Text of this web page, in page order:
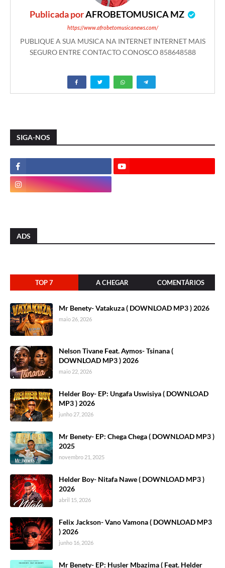
Publicada porAFROBETOMUSICA MZ
https://www.afrobetomusicanews.com/
PUBLIQUE A SUA MUSICA NA INTERNET INTERNET MAIS
SEGURO ENTRE CONTACTO CONOSCO 858648588
SIGA-NOS
ADS
TOP 7 A CHEGAR COMENTÁRIOS
Mr Benety- Vatakuza ( DOWNLOAD MP3 ) 2026
maio 26, 2026
Nelson Tivane Feat. Aymos- Tsinana (
DOWNLOAD MP3 ) 2026
maio 22, 2026
Helder Boy- EP: Ungafa Uswisiya ( DOWNLOAD
MP3 ) 2026
junho 27, 2026
Mr Benety- EP: Chega Chega ( DOWNLOAD MP3 )
2025
novembro 21, 2025
Helder Boy- Nitafa Nawe ( DOWNLOAD MP3 )
2026
abril 15, 2026
Felix Jackson- Vano Vamona ( DOWNLOAD MP3
) 2026
junho 16, 2026
Mr Benety- EP: Husler Mbazima ( Feat. Helder